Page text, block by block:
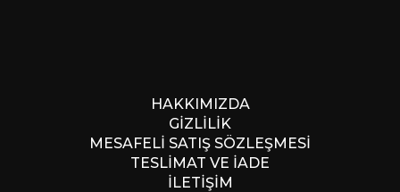
HAKKIMIZDA
GİZLİLİK
MESAFELİ SATIŞ SÖZLEŞMESİ
TESLİMAT VE İADE
İLETİŞİM